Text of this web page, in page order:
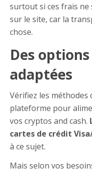
surtout si ces frais ne
sur le site, car la
chose.
Des
adaptées
Vérifiez les méthodes
plateforme pour
vos cryptos and cash.
cartes de crédit
à ce sujet.
Mais selon vos